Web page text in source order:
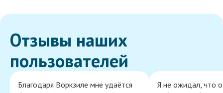
Отзывы наших
пользователей
Благодаря Воркзиле мне удаётся
Я не ожидал, что